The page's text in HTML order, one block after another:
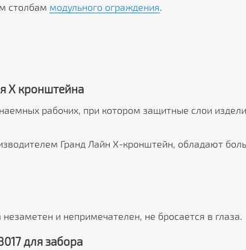
столбам модульного ограждения
Х кронштейна
рабочих, при котором защитные слои
Гранд Лайн Х-кронштейн, обладают
и непримечателен, не бросается в глаза.
для забора